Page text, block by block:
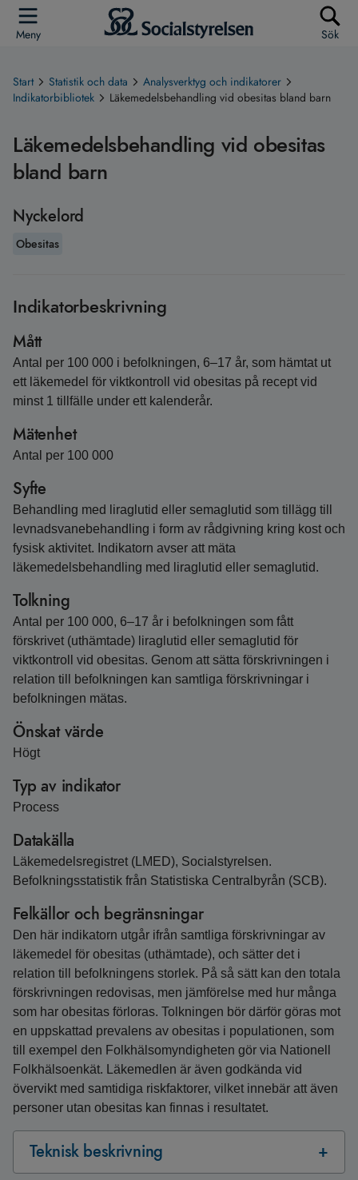
Meny Sök
Start Statistik och data
Analysverktyg och indikatorer
Indikatorbibliotek
Läkemedelsbehandling vid obesitas bland barn
Läkemedelsbehandling vid obesitas
bland barn
Nyckelord
Obesitas
Indikatorbeskrivning
Mått
Antal per 100 000 i befolkningen, 6–17 år, som hämtat ut
ett läkemedel för viktkontroll vid obesitas på recept vid
minst 1 tillfälle under ett kalenderår.
Mätenhet
Antal per 100 000
Syfte
Behandling med liraglutid eller semaglutid som tillägg till
levnadsvanebehandling i form av rådgivning kring kost och
fysisk aktivitet. Indikatorn avser att mäta
läkemedelsbehandling med liraglutid eller semaglutid.
Tolkning
Antal per 100 000, 6–17 år i befolkningen som fått
förskrivet (uthämtade) liraglutid eller semaglutid för
viktkontroll vid obesitas. Genom att sätta förskrivningen i
relation till befolkningen kan samtliga förskrivningar i
befolkningen mätas.
Önskat värde
Högt
Typ av indikator
Process
Datakälla
Läkemedelsregistret (LMED), Socialstyrelsen.
Befolkningsstatistik från Statistiska Centralbyrån (SCB).
Felkällor och begränsningar
Den här indikatorn utgår ifrån samtliga förskrivningar av
läkemedel för obesitas (uthämtade), och sätter det i
relation till befolkningens storlek. På så sätt kan den totala
förskrivningen redovisas, men jämförelse med hur många
som har obesitas förloras. Tolkningen bör därför göras mot
en uppskattad prevalens av obesitas i populationen, som
till exempel den Folkhälsomyndigheten gör via Nationell
Folkhälsoenkät. Läkemedlen är även godkända vid
övervikt med samtidiga riskfaktorer, vilket innebär att även
personer utan obesitas kan finnas i resultatet.
Teknisk beskrivning